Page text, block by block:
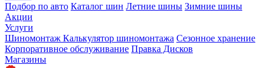
Подбор по авто Каталог шин Летние шины Зимние шины
Акции
Услуги
Шиномонтаж Калькулятор шиномонтажа Сезонное хранение
Корпоративное обслуживание Правка Дисков
Магазины